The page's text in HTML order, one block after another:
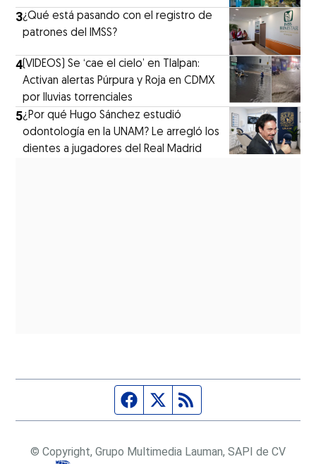
3¿Qué está pasando con el registro de
patrones del IMSS?
4 (VIDEOS) Se ‘cae el cielo’ en Tlalpan:
Activan alertas Púrpura y Roja en CDMX
por lluvias torrenciales
5¿Por qué Hugo Sánchez estudió
odontología en la UNAM? Le arregló los
dientes a jugadores del Real Madrid
Página de Facebook
Fuente Twitter
© Copyright, Grupo Multimedia Lauman, SAPI de CV